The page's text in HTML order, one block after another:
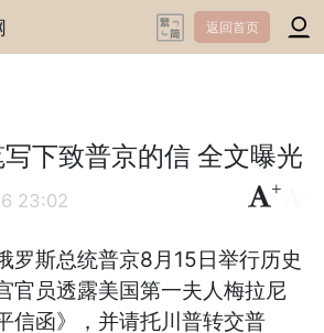
返回首页
下致普京的信 全文曝光
23:02
+
罗斯总统普京8月15日举行历史
官员透露美国第一夫人梅拉尼
信函》，并请托川普转交普